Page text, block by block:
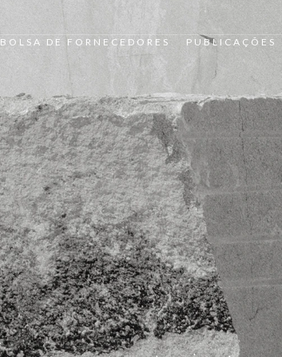
BOLSA DE FORNECEDORES PUBLICAÇÕES